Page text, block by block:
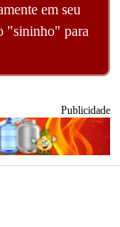
em seu
"sininho" para
Publicidade